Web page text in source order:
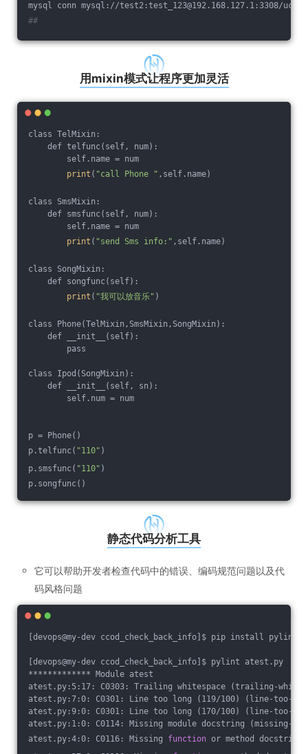
mysql conn mysql://test2:test_123@192.168.127.1:3308/
##
用mixin模式让程序更加灵活
class TelMixin:
def telfunc(self, num):
self.name = num
print ( "call Phone " ,self.name)
class SmsMixin:
def smsfunc(self, num):
self.name = num
print ( "send Sms info:" ,self.name)
class SongMixin:
def songfunc(self):
print ( "我可以放音乐" )
class Phone(TelMixin,SmsMixin,SongMixin):
def __init__(self):
pass
class Ipod(SongMixin):
def __init__(self, sn):
self.num = num
p = Phone()
p.telfunc( "110" )
p.smsfunc( "110" )
p.songfunc()
静态代码分析工具
它可以帮助开发者检查代码中的错误、编码规范问题以及代
码风格问题
[devops@my-dev ccod_check_back_info]$ pip install pylint
[devops@my-dev ccod_check_back_info]$ pylint atest.py
************* Module atest
atest.py:5:17: C0303: Trailing whitespace (trailing-
atest.py:7:0: C0301: Line too long (119/100) (line-too-
atest.py:9:0: C0301: Line too long (170/100) (line-too-
atest.py:1:0: C0114: Missing module docstring (missing-
atest.py:4:0: C0116: Missing function or method